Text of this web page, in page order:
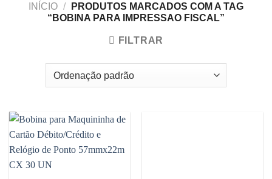
INÍCIO /
PRODUTOS MARCADOS COM A TAG
“BOBINA PARA IMPRESSAO FISCAL”
FILTRAR